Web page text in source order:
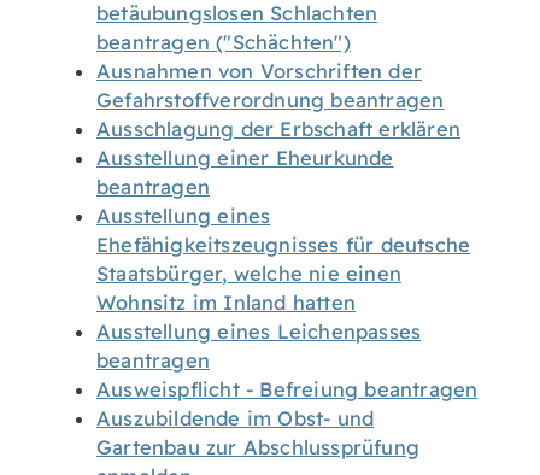
betäubungslosen Schlachten
beantragen ("Schächten")
Ausnahmen von Vorschriften der
Gefahrstoffverordnung beantragen
Ausschlagung der Erbschaft erklären
Ausstellung einer Eheurkunde
beantragen
Ausstellung eines
Ehefähigkeitszeugnisses für deutsche
Staatsbürger, welche nie einen
Wohnsitz im Inland hatten
Ausstellung eines Leichenpasses
beantragen
Ausweispflicht - Befreiung beantragen
Auszubildende im Obst- und
Gartenbau zur Abschlussprüfung